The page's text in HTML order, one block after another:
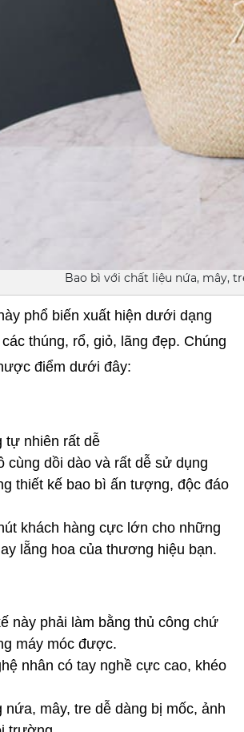
Bao bì với chất liệu nứa, mây,
phổ biến xuất hiện dưới dạng
thúng, rổ, giỏ, lãng đẹp. Chúng
điểm dưới đây:
tự nhiên rất dễ
cùng dồi dào và rất dễ sử dụng
thiết kế bao bì ấn tượng, độc đáo
khách hàng cực lớn cho những
lẵng hoa của thương hiệu bạn.
này phải làm bằng thủ công chứ
máy móc được.
nhân có tay nghề cực cao, khéo
nứa, mây, tre dễ dàng bị mốc, ảnh